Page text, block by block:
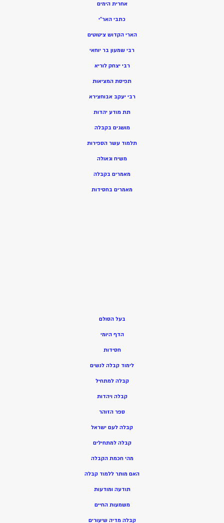
אחרית הימים
כתבי האר”י
הארי הקדוש ציטוטים
רבי שמעון בר יוחאי
רבי יצחק לוריא
תפיסת המציאות
רבי יעקב אבוחצירא
תת מודע יהדות
מושגים בקבלה
תלמוד עשר הספירות
משיח וגאולה
מאמרים בקבלה
מאמרים בחסידות
בעל הסולם
הדף היומי
חסידות
לימוד קבלה לנשים
קבלה למתחיל
קבלה ויהדות
ספר הזוהר
קבלה לעם ישראל
קבלה למתחילים
מהי חכמת הקבלה
האם מותר ללמוד קבלה
תודעה ומודעות
משמעות החיים
קבלה מדיה שיעורים